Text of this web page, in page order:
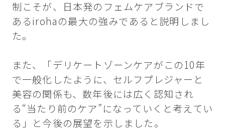
制こそが、日本発のフェムケアブランドで
あるirohaの最大の強みであると説明しまし
た。
また、「デリケートゾーンケアがこの10年
で一般化したように、セルフプレジャーと
美容の関係も、数年後には広く認知され
る“当たり前のケア”になっていくと考えてい
る」と今後の展望を示しました。